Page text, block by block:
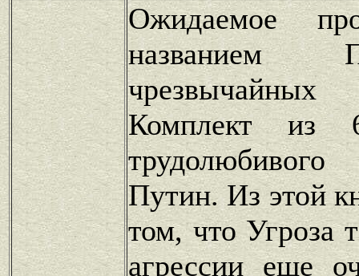
Ожидаемое
названием
Комплект из
Путин. Из этой
том, что Угроза
агрессии еще